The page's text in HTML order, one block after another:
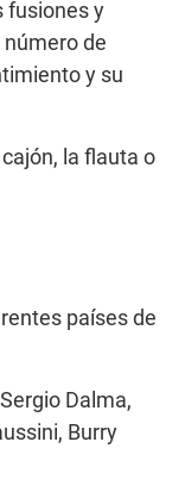
fusiones y
de
y su
la flauta o
países de
Dalma,
Burry